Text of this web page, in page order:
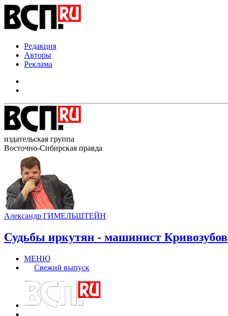
Редакция
Авторы
Реклама
издательская группа
Восточно-Сибирская правда
Александр ГИМЕЛЬШТЕЙН
Судьбы иркутян - машинист Кривозубов
МЕНЮ
Свежий выпуск